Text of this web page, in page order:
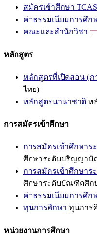
สมัครเข้าศึกษา TCAS
ค่าธรรมเนียมการศึก
คณะและสำนักวิชา
หลักสูตร
หลักสูตรที่เปิดสอน (ภ
ไทย)
หลักสูตรนานาชาติ ห
การสมัครเข้าศึกษา
การสมัครเข้าศึกษา
ศึกษาระดับปริญญา
การสมัครเข้าศึกษา
ศึกษาระดับบัณฑิตศึก
ค่าธรรมเนียมการศึก
ทุนการศึกษา ทุนการ
หน่วยงานการศึกษา